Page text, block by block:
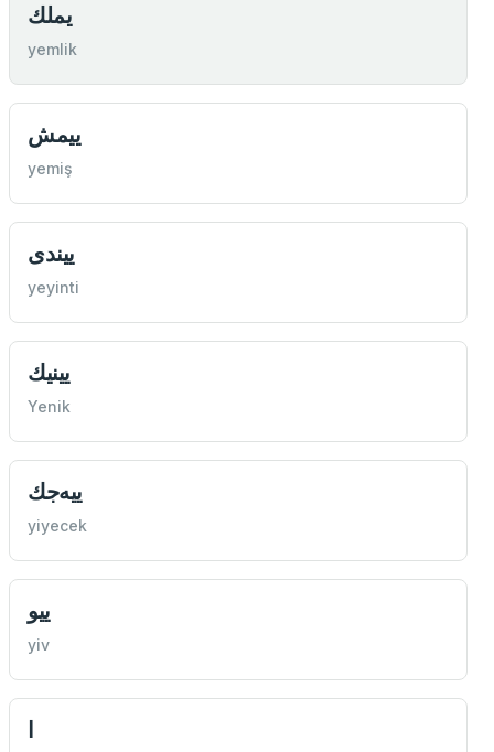
یملك
yemlik
ییمش
yemiş
ییندی
yeyinti
یینیك
Yenik
ییه‌جك
yiyecek
ییو
yiv
ا